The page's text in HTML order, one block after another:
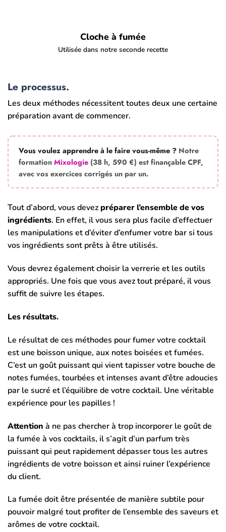
Cloche à fumée
Utilisée dans notre seconde recette
Le processus.
Les deux méthodes nécessitent toutes deux une certaine
préparation avant de commencer.
Vous voulez apprendre à le faire vous-même ? Notre
formationMixologie (38 h, 590 €) est finançable CPF,
avec vos exercices corrigés un par un.
Tout d’abord, vous devez préparer l’ensemble de vos
ingrédients. En effet, il vous sera plus facile d’effectuer
les manipulations et d’éviter d’enfumer votre bar si tous
vos ingrédients sont prêts à être utilisés.
Vous devrez également choisir la verrerie et les outils
appropriés. Une fois que vous avez tout préparé, il vous
suffit de suivre les étapes.
Les résultats.
Le résultat de ces méthodes pour fumer votre cocktail
est une boisson unique, aux notes boisées et fumées.
C’est un goût puissant qui vient tapisser votre bouche de
notes fumées, tourbées et intenses avant d’être adoucies
par le sucré et l’équilibre de votre cocktail. Une véritable
expérience pour les papilles !
Attention à ne pas chercher à trop incorporer le goût de
la fumée à vos cocktails, il s’agit d’un parfum très
puissant qui peut rapidement dépasser tous les autres
ingrédients de votre boisson et ainsi ruiner l’expérience
du client.
La fumée doit être présentée de manière subtile pour
pouvoir malgré tout profiter de l’ensemble des saveurs et
arômes de votre cocktail.